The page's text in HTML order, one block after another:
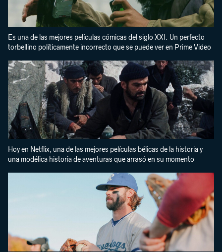
Es una de las mejores películas cómicas del siglo XXI. Un perfecto
torbellino políticamente incorrecto que se puede ver en Prime Video
Hoy en Netflix, una de las mejores películas bélicas de la historia y
una modélica historia de aventuras que arrasó en su momento